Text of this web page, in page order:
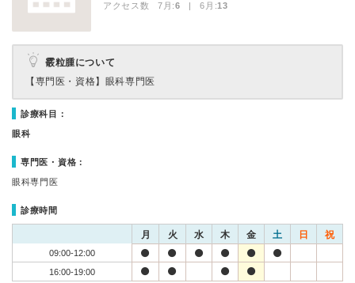
アクセス数 7月:6 | 6月:13
霰粒腫について
【専門医・資格】 眼科専門医
診療科目：
眼科
専門医・資格：
眼科専門医
診療時間
月 火 水 木 金 土 日 祝
09:00-12:00
16:00-19:00